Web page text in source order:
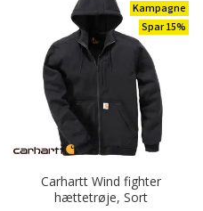
Kampagne
Spar 15%
Carhartt Wind fighter
hættetrøje, Sort